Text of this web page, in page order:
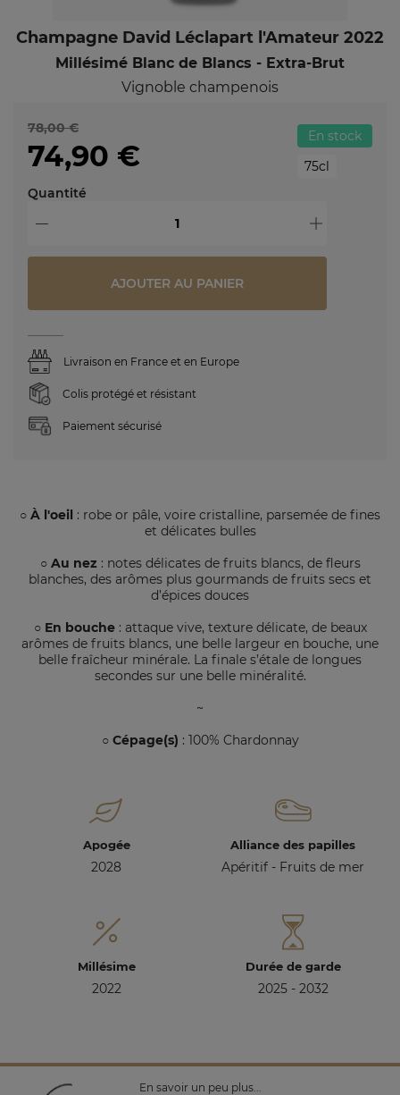
Champagne David Léclapart l'Amateur 2022
Millésimé Blanc de Blancs - Extra-Brut
Vignoble champenois
78,00 €
74,90 €
En stock
75cl
Quantité
- +
AJOUTER AU PANIER
Livraison en France et en Europe
Colis protégé et résistant
Paiement sécurisé
○ À l'oeil : robe or pâle, voire cristalline, parsemée de fines
et délicates bulles
○ Au nez : notes délicates de fruits blancs, de fleurs
blanches, des arômes plus gourmands de fruits secs et
d’épices douces
○ En bouche: attaque vive, texture délicate, de beaux
arômes de fruits blancs, une belle largeur en bouche, une
belle fraîcheur minérale. La finale s’étale de longues
secondes sur une belle minéralité.
~
○ Cépage(s) : 100% Chardonnay
Apogée
2028
Alliance des papilles
Apéritif - Fruits de mer
Millésime
2022
Durée de garde
2025 - 2032
En savoir un peu plus...